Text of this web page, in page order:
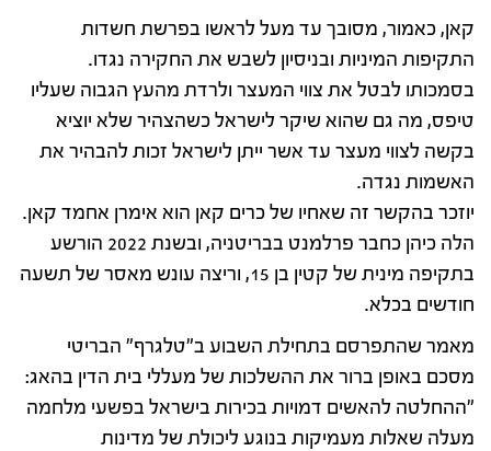
קאן, כאמור, מסובך עד מעל לראשו בפרשת חשדות
התקיפות המיניות ובניסיון לשבש את החקירה נגדו.
בסמכותו לבטל את צווי המעצר ולרדת מהעץ הגבוה שעליו
טיפס, מה גם שהוא שיקר לישראל כשהצהיר שלא יוציא
בקשה לצווי מעצר עד אשר ייתן לישראל זכות להבהיר את
האשמות נגדה.
יוזכר בהקשר זה שאחיו של כרים קאן הוא אימרן אחמד קאן.
הלה כיהן כחבר פרלמנט בבריטניה, ובשנת 2022 הורשע
בתקיפה מינית של קטין בן 15, וריצה עונש מאסר של תשעה
חודשים בכלא.
מאמר שהתפרסם בתחילת השבוע ב"טלגרף" הבריטי
מסכם באופן ברור את ההשלכות של מעללי בית הדין בהאג:
"ההחלטה להאשים דמויות בכירות בישראל בפשעי מלחמה
מעלה שאלות מעמיקות בנוגע ליכולת של מדינות